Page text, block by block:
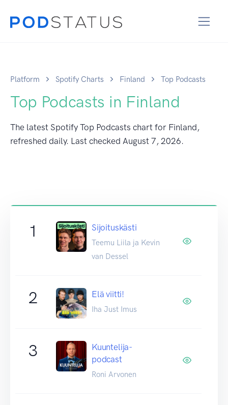
Platform Spotify Charts Finland Top Podcasts
Top Podcasts in Finland
The latest Spotify Top Podcasts chart for Finland,
refreshed daily. Last checked August 7, 2026.
1 Sijoituskästi
Teemu Liila ja Kevin
van Dessel
2 Elä viitti!
Iha Just Imus
3
Kuuntelija-
podcast
Roni Arvonen